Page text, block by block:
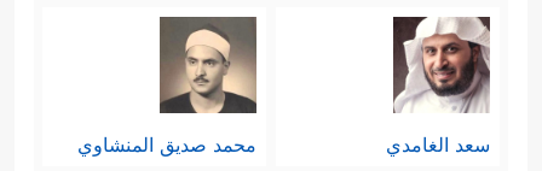
سعد الغامدي محمد صديق المنشاوي